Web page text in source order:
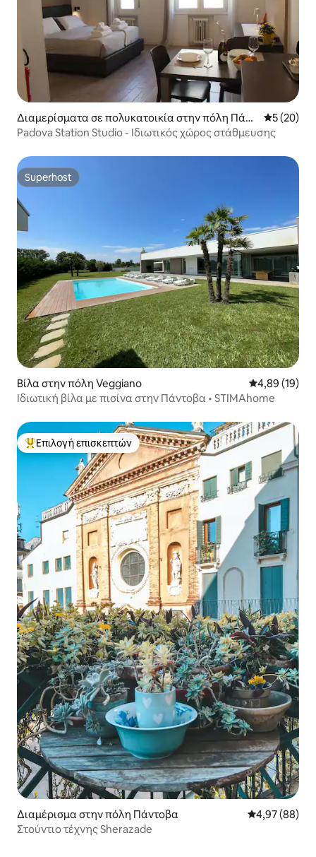
Διαμερίσματα σε πολυκατοικία στην πόλη Πάντ
οβα
Μέση
5 (20)
Padova Station Studio - Ιδιωτικός χώρος στάθμευσης
Superhost
Superhost
Βίλα στην πόλη Veggiano Μέση
4,89 (19)
Ιδιωτική βίλα με πισίνα στην Πάντοβα • STIMAhome
Κορυφαία επιλογή επισκεπτών
Επιλογή επισκεπτών
Διαμέρισμα στην πόλη Πάντοβα Μέση
4,97 (88)
Στούντιο τέχνης Sherazade